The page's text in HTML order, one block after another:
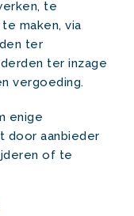
te
maken, via
ter
ter inzage
vergoeding.
enige
door aanbieder
of te